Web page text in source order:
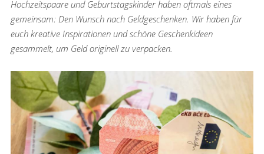
Hochzeitspaare und Geburtstagskinder haben oftmals eines
gemeinsam: Den Wunsch nach Geldgeschenken. Wir haben für
euch kreative Inspirationen und schöne Geschenkideen
gesammelt, um Geld originell zu verpacken.